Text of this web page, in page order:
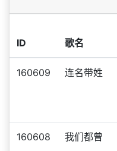
ID 歌名
160609 连名带姓
160608 我们都曾